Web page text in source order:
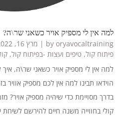
למה אין לי מספיק אויר כשאני שר\ה?
by oryavocaltraining
| מרץ 16, 2022
פיתוח קול, טיפים ועצות -בפיתוח קול,
למה אין לי מספיק אויר כשאני שר\ה, איך
הוידאו תבינו למה אין לכם מספיק
בדרך מסויימת כדי שיהיה מספיק אויר?
קולי בחווייה משנה חיים להירשם לשיחת